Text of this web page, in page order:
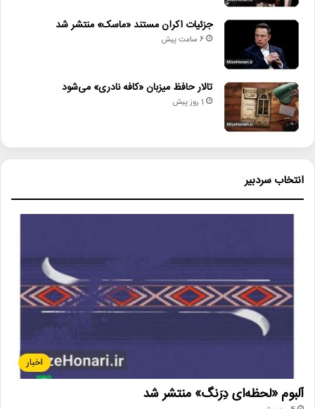
جزئیات اکران مستند «ماسک» منتشر شد
6 ساعت پیش
تالار حافظ میزبان «کافه نادری» می‌شود
1 روز پیش
انتخاب سردبیر
اخبار
آلبوم «لحظه‌ای دِرَنگ» منتشر شد